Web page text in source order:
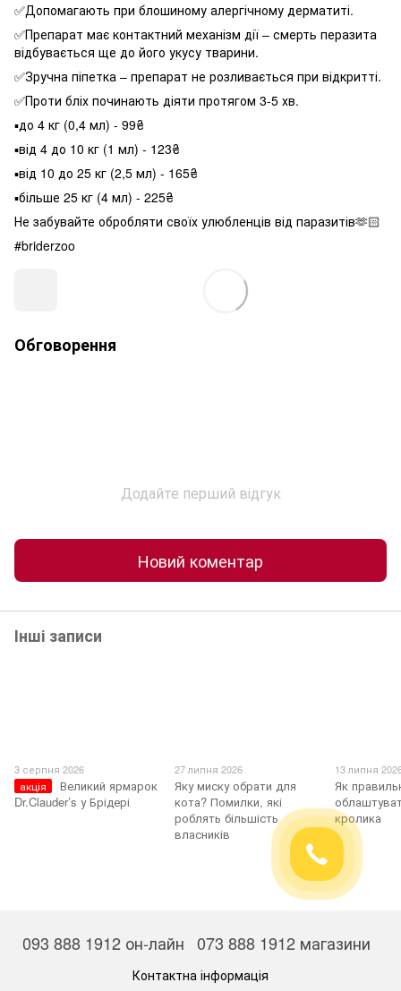
✅Допомагають при блошиному алергічному дерматиті.
✅Препарат має контактний механізм дії – смерть перазита
відбувається ще до його укусу тварини.
✅Зручна піпетка – препарат не розливається при відкритті.
✅Проти бліх починають діяти протягом 3-5 хв.
▪️до 4 кг (0,4 мл) - 99₴
▪️від 4 до 10 кг (1 мл) - 123₴
▪️від 10 до 25 кг (2,5 мл) - 165₴
▪️більше 25 кг (4 мл) - 225₴
Не забувайте обробляти своїх улюбленців від паразитів🫶🏻
#briderzoo
Обговорення
Додайте перший відгук
Новий коментар
Інші записи
3 серпня 2026
акція
Великий ярмарок
Dr.Clauder’s у Брідері
27 липня 2026
Яку миску обрати для
кота? Помилки, які
роблять більшість
власників
13 липня
Як
кролика
093 888 1912 он-лайн 073 888 1912 магазини
Контактна інформація